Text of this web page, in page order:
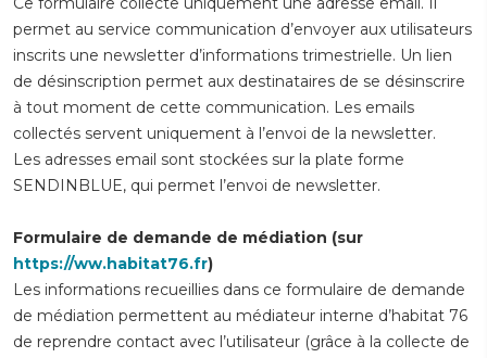
permet au service communication d’envoyer aux utilisateurs
inscrits une newsletter d’informations trimestrielle. Un lien
de désinscription permet aux destinataires de se désinscrire
à tout moment de cette communication. Les emails
collectés servent uniquement à l’envoi de la newsletter.
Les adresses email sont stockées sur la plate forme
SENDINBLUE, qui permet l’envoi de newsletter.
Formulaire de demande de médiation (sur
https://ww.habitat76.fr)
Les informations recueillies dans ce formulaire de demande
de médiation permettent au médiateur interne d’habitat 76
de reprendre contact avec l’utilisateur (grâce à la collecte de